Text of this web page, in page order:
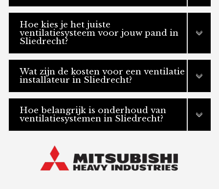
Hoe kies je het juiste
ventilatiesysteem voor jouw pand in
Sliedrecht?
Wat zijn de kosten voor een ventilatie
installateur in Sliedrecht?
Hoe belangrijk is onderhoud van
ventilatiesystemen in Sliedrecht?